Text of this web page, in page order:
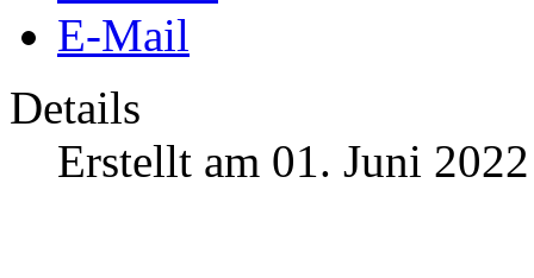
E-Mail
Details
Erstellt am 01. Juni 2022